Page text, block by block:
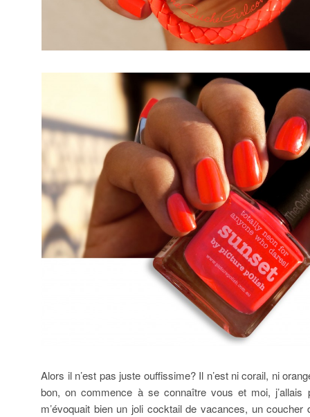
Alors il n’est pas juste ouffissime? Il n’est ni corail, ni
bon, on commence à se connaître vous et moi,
m’évoquait bien un joli cocktail de vacances, un